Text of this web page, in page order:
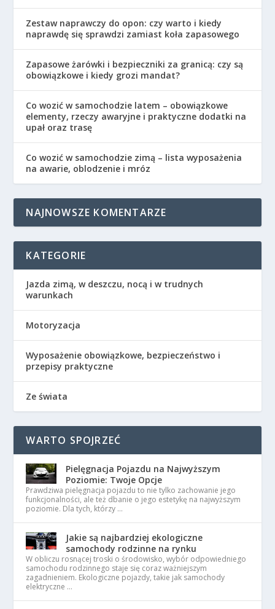
Zestaw naprawczy do opon: czy warto i kiedy
naprawdę się sprawdzi zamiast koła zapasowego
Zapasowe żarówki i bezpieczniki za granicą: czy są
obowiązkowe i kiedy grozi mandat?
Co wozić w samochodzie latem – obowiązkowe
elementy, rzeczy awaryjne i praktyczne dodatki na
upał oraz trasę
Co wozić w samochodzie zimą – lista wyposażenia
na awarie, oblodzenie i mróz
NAJNOWSZE KOMENTARZE
KATEGORIE
Jazda zimą, w deszczu, nocą i w trudnych
warunkach
Motoryzacja
Wyposażenie obowiązkowe, bezpieczeństwo i
przepisy praktyczne
Ze świata
WARTO SPOJRZEĆ
Pielęgnacja Pojazdu na Najwyższym
Poziomie: Twoje Opcje
Prawdziwa pielęgnacja pojazdu to nie tylko zachowanie jego
funkcjonalności, ale też dbanie o jego estetykę na najwyższym
poziomie. Dla tych, którzy …
Jakie są najbardziej ekologiczne
samochody rodzinne na rynku
W obliczu rosnącej troski o środowisko, wybór odpowiedniego
samochodu rodzinnego staje się coraz ważniejszym
zagadnieniem. Ekologiczne pojazdy, takie jak samochody
elektryczne …